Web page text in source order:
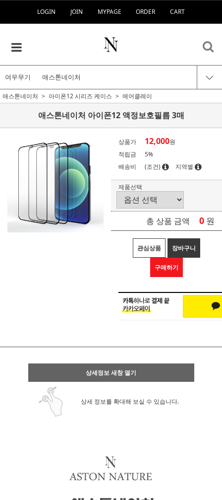
LOGIN JOIN MYPAGE ORDER CART
여우무기 애스톤네이처
애스톤네이처 아이폰12 시리즈 케이스 에어클레이
애스톤네이처 아이폰12 액정보호필름 3매
상품가 12,000원
적립금
5%
배송비
(조건) 지역별
제품선택
총 상품 금액 0 원
관심상품 장바구니
구매하기
상세정보 새창 열기
상세 정보를 확대해 보실 수 있습니다.